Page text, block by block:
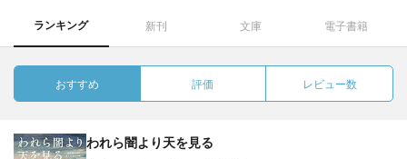
ランキング 新刊 文庫 電子書籍
おすすめ 評価 レビュー数
われら闇より天を見る